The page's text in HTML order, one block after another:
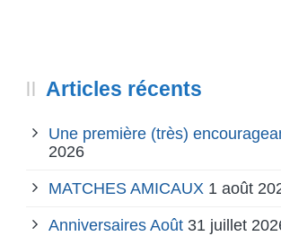
Articles récents
Une première (très)
2026
MATCHES AMICAUX 1 août
Anniversaires Août 31 juillet